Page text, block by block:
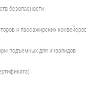
безопасности
и пассажирских
подъемных для инвалидов